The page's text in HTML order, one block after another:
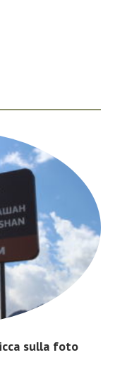
sulla foto